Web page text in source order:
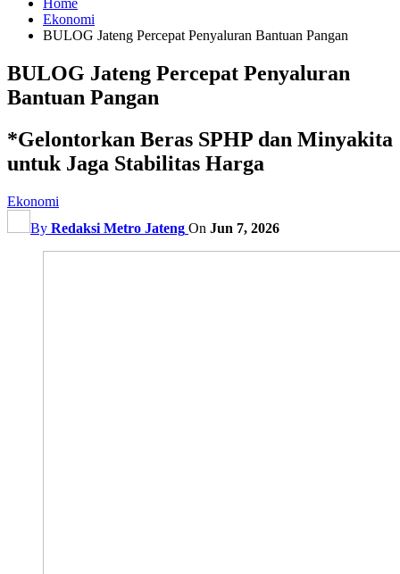
Home
Ekonomi
BULOG Jateng Percepat Penyaluran Bantuan Pangan
BULOG Jateng Percepat Penyaluran
Bantuan Pangan
*Gelontorkan Beras SPHP dan Minyakita
untuk Jaga Stabilitas Harga
Ekonomi
By Redaksi Metro Jateng On Jun 7, 2026